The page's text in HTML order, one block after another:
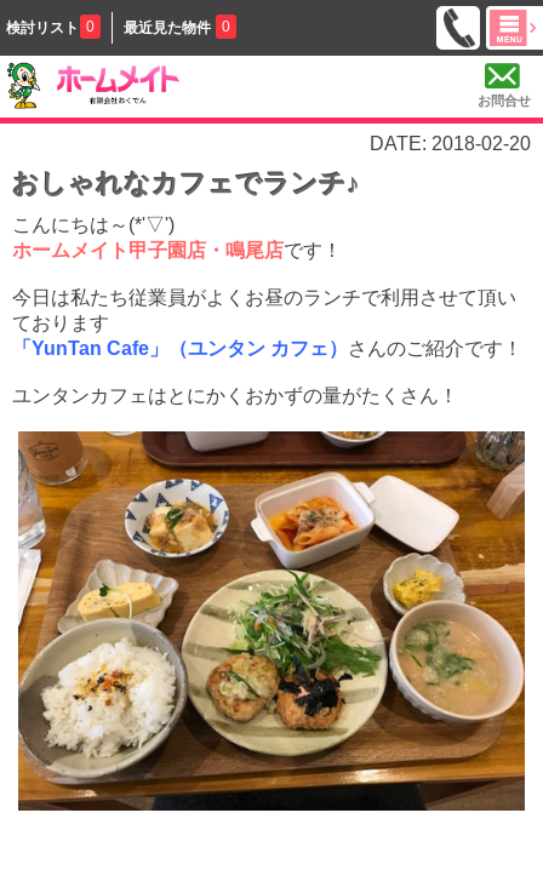
検討リスト 0 最近見た物件 0
お問合せ
DATE: 2018-02-20
おしゃれなカフェでランチ♪
こんにちは～(*'▽')
ホームメイト甲子園店・鳴尾店です！
今日は私たち従業員がよくお昼のランチで利用させて頂い
ております
「YunTan Cafe」（ユンタン カフェ）
さんのご紹介です！
ユンタンカフェはとにかくおかずの量がたくさん！